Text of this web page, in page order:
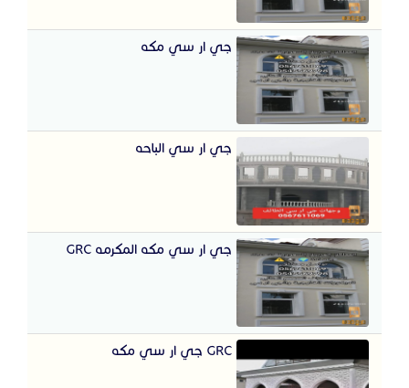
جي ار سي مكه
جي ار سي الباحه
جي ار سي مكه المكرمه GRC
GRC جي ار سي مكه